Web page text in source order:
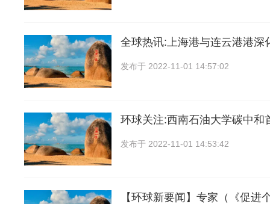
全球热讯:上海港与连云港港深
发布于 2022-11-01 14:57:02
环球关注:西南石油大学碳中和
发布于 2022-11-01 14:53:42
【环球新要闻】专家（《促进